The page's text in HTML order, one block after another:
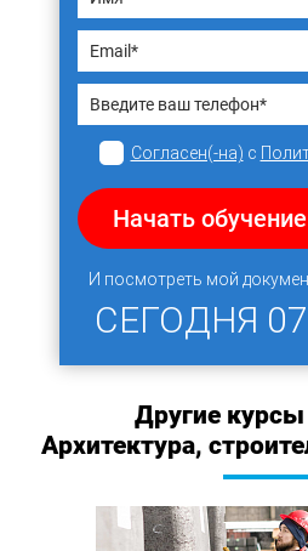
Согласен(-на) с
Начать
И посмотреть мой
СЕГОДНЯ
Другие
Архитектура,